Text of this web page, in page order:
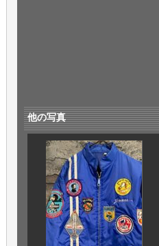
他の写真